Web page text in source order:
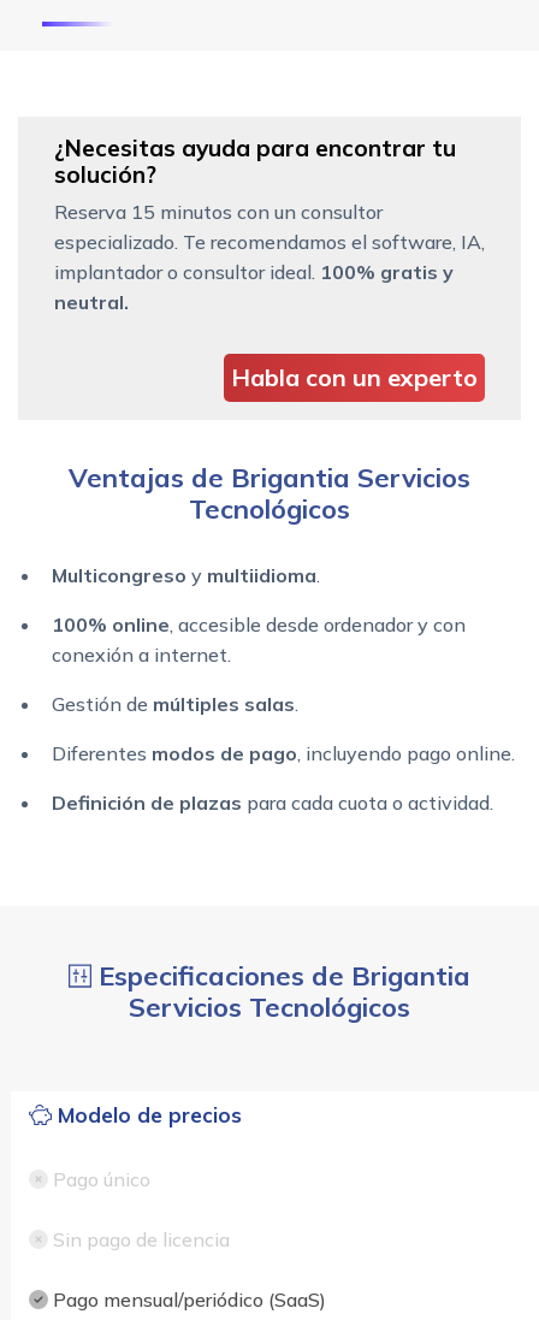
¿Necesitas ayuda para encontrar tu
solución?
Reserva 15 minutos con un consultor
especializado. Te recomendamos el software, IA,
implantador o consultor ideal. 100% gratis y
neutral.
Habla con un experto
Ventajas de Brigantia Servicios
Tecnológicos
Multicongreso y multiidioma
100% online , accesible desde ordenador y con
conexión a internet.
Gestión de múltiples salas
Diferentes modos de pago , incluyendo pago online.
Definición de plazas para cada cuota o actividad.
Especificaciones de Brigantia
Servicios Tecnológicos
Modelo de precios
Pago único
Sin pago de licencia
Pago mensual/periódico (SaaS)